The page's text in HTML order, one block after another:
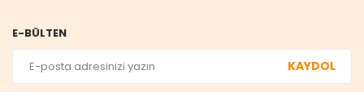
E-BÜLTEN
KAYDOL